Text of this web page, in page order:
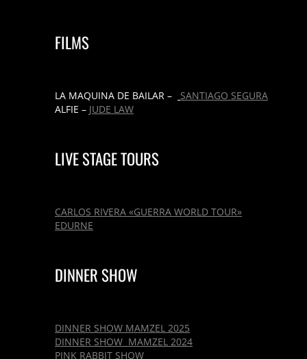
FILMS
LA MAQUINA DE BAILAR –
SANTIAGO SEGURA
ALFIE – JUDE LAW
LIVE STAGE TOURS
CARLOS RIVERA «GUERRA WORLD TOUR»
EDURNE
DINNER SHOW
DINNER SHOW MAMZEL 2025
DINNER SHOW MAMZEL 2024
PINK RABBIT SHOW